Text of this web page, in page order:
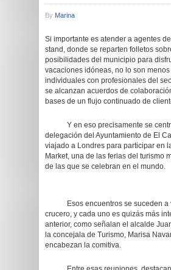
By Marina
Si importante es atender a agentes
stand, donde se reparten folletos
posibilidades del municipio para
vacaciones idóneas, no lo son
individuales con profesionales del
se alcanzan acuerdos de
bases de un flujo continuado de
Y en eso precisamente se
delegación del Ayuntamiento de El
viajado a Londres para participar en
Market, una de las ferias del turismo
de las que se celebran en el mundo.
Esos encuentros se suceden a
crucero, y cada uno es quizás más
anterior, como señalan el alcalde
la concejala de Turismo, Marisa
encabezan la comitiva.